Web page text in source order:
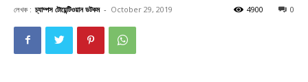
লেখক : চ্যাম্পস টোয়েন্টিওয়ান ডটকম - October 29, 2019 0
4900